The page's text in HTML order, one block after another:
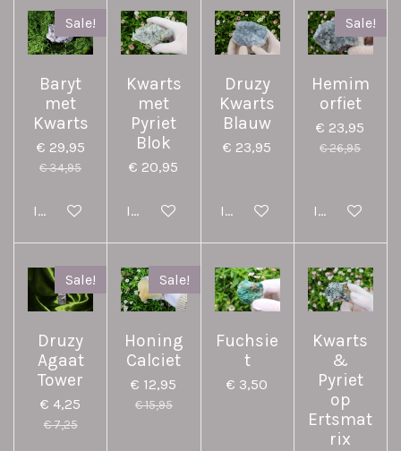
Sale!
Baryt
met
Kwarts
€ 29,95
€ 34,95
In winkelwagen
Kwarts
met
Pyriet
Blok
€ 20,95
In winkelwagen
Druzy
Kwarts
Blauw
€ 23,95
In winkelwagen
Sale!
Hemim
orfiet
€ 23,95
€ 26,95
In
Sale!
Druzy
Agaat
Tower
€ 4,25
€ 7,25
Sale!
Honing
Calciet
€ 12,95
€ 15,95
Fuchsie
t
€ 3,50
Kwarts
&
Pyriet
op
Ertsmat
rix